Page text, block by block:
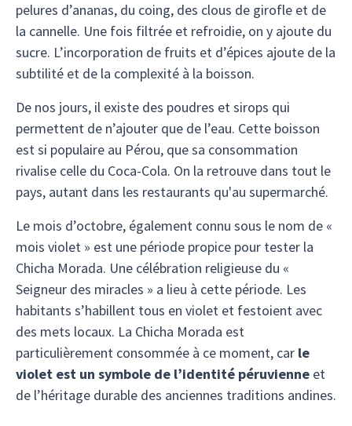
pelures d’ananas, du coing, des clous de girofle et de
la cannelle. Une fois filtrée et refroidie, on y ajoute du
sucre. L’incorporation de fruits et d’épices ajoute de la
subtilité et de la complexité à la boisson.
De nos jours, il existe des poudres et sirops qui
permettent de n’ajouter que de l’eau. Cette boisson
est si populaire au Pérou, que sa consommation
rivalise celle du Coca-Cola. On la retrouve dans tout le
pays, autant dans les restaurants qu'au supermarché.
Le mois d’octobre, également connu sous le nom de «
mois violet » est une période propice pour tester la
Chicha Morada. Une célébration religieuse du «
Seigneur des miracles » a lieu à cette période. Les
habitants s’habillent tous en violet et festoient avec
des mets locaux. La Chicha Morada est
particulièrement consommée à ce moment, car le
violet est un symbole de l’identité péruvienne et
de l’héritage durable des anciennes traditions andines.